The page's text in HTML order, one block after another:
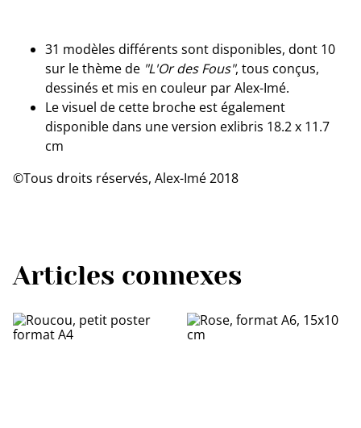
31 modèles différents sont disponibles, dont 10
sur le thème de "L'Or des Fous", tous conçus,
dessinés et mis en couleur par Alex-Imé.
Le visuel de cette broche est également
disponible dans une version exlibris 18.2 x 11.7
cm
©Tous droits réservés, Alex-Imé 2018
Articles connexes